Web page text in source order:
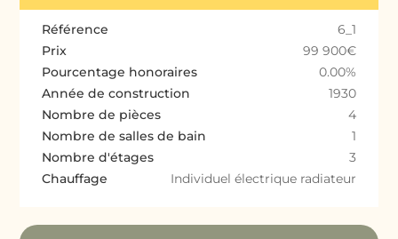
Référence
6_1
Prix
99 900€
Pourcentage honoraires
0.00%
Année de construction
1930
Nombre de pièces
4
Nombre de salles de bain
1
Nombre d'étages
3
Chauffage
Individuel électrique radiateur